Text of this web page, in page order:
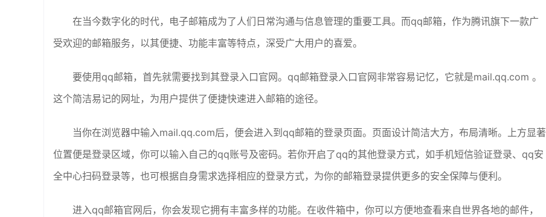
在当今数字化的时代，电子邮箱成为了人们日常沟通与信息管理的重要工具。而qq邮箱，作为腾讯旗下一款广
受欢迎的邮箱服务，以其便捷、功能丰富等特点，深受广大用户的喜爱。
要使用qq邮箱，首先就需要找到其登录入口官网。qq邮箱登录入口官网非常容易记忆，它就是mail.qq.com 。
这个简洁易记的网址，为用户提供了便捷快速进入邮箱的途径。
当你在浏览器中输入mail.qq.com后，便会进入到qq邮箱的登录页面。页面设计简洁大方，布局清晰。上方显著
位置便是登录区域，你可以输入自己的qq账号及密码。若你开启了qq的其他登录方式，如手机短信验证登录、qq安
全中心扫码登录等，也可根据自身需求选择相应的登录方式，为你的邮箱登录提供更多的安全保障与便利。
进入qq邮箱官网后，你会发现它拥有丰富多样的功能。在收件箱中，你可以方便地查看来自世界各地的邮件，